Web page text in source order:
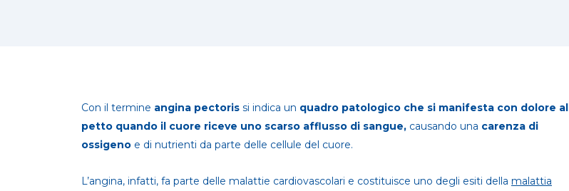
Con il termine angina pectoris si indica un quadro patologico che si manifesta con dolore al
petto quando il cuore riceve uno scarso afflusso di sangue, causando una carenza di
ossigeno e di nutrienti da parte delle cellule del cuore.
L’angina, infatti, fa parte delle malattie cardiovascolari e costituisce uno degli esiti della malattia